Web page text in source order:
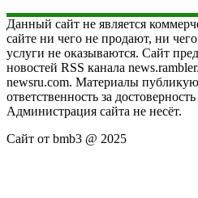
Данный сайт не является
сайте ни чего не продают, ни
услуги не оказываются. Сайт
новостей RSS канала
newsru.com. Материалы
ответственность за
Администрация сайта не несёт.
Сайт от bmb3 @ 2025